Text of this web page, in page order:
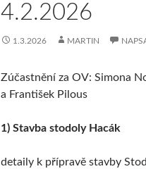
4.2.2026
1.3.2026 MARTIN
Zúčastnění za OV: Simona
a František Pilous
1) Stavba stodoly Hacák
detaily k přípravě stavby